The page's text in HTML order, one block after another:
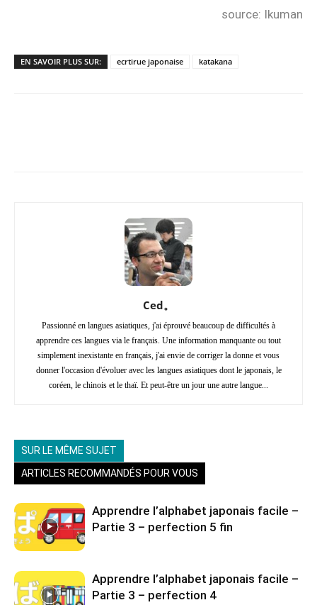
source: Ikuman
EN SAVOIR PLUS SUR: ecrtirue japonaise katakana
Ced。
Passionné en langues asiatiques, j'ai éprouvé beaucoup de difficultés à
apprendre ces langues via le français. Une information manquante ou tout
simplement inexistante en français, j'ai envie de corriger la donne et vous
donner l'occasion d'évoluer avec les langues asiatiques dont le japonais, le
coréen, le chinois et le thaï. Et peut-être un jour une autre langue...
SUR LE MÊME SUJET
ARTICLES RECOMMANDÉS POUR VOUS
Apprendre l’alphabet japonais facile –
Partie 3 – perfection 5 fin
Apprendre l’alphabet japonais facile –
Partie 3 – perfection 4